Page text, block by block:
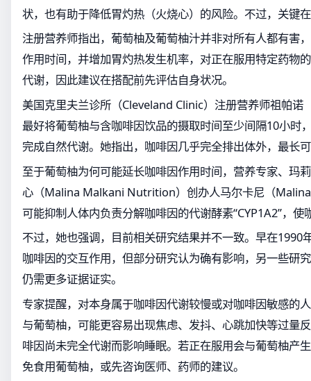
状，也有助于降低胃灼热（火烧心）的风险。不过，关键
注册营养师指出，葡萄柚及葡萄柚汁并非对所有人都有害
作用时间，并增加胃灼热发生机率，对正在服用特定药物
代谢，因此建议在搭配前先评估自身状况。
美国克里夫兰诊所（Cleveland Clinic）注册营养师祖帕诺
最好将葡萄柚与含咖啡因饮品的摄取时间至少间隔10小时
完成自然代谢。她指出，咖啡因几乎完全排出体外，最长
至于葡萄柚为何可能延长咖啡因作用时间，营养专家、玛
心（Malina Malkani Nutrition）创办人马尔卡尼（
可能抑制人体内负责分解咖啡因的代谢酵素“CYP1A2”，
不过，她也强调，目前相关研究结果并不一致。早在1990
咖啡因的交互作用，但部分研究认为确有影响，另一些研
仍需更多证据证实。
专家提醒，对本身属于咖啡因代谢较慢或对咖啡因敏感的
与葡萄柚，可能更容易出现焦虑、发抖、心跳加快等过量
啡因尚未完全代谢而影响睡眠。若正在服用会与葡萄柚产
免食用葡萄柚，或先咨询医师、药师的建议。